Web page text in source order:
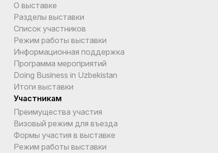
О выставке
Разделы выставки
Список участников
Режим работы выставки
Информационная поддержка
Программа мероприятий
Doing Business in Uzbekistan
Итоги выставки
Участникам
Преимущества участия
Визовый режим для въезда
Формы участия в выставке
Режим работы выставки